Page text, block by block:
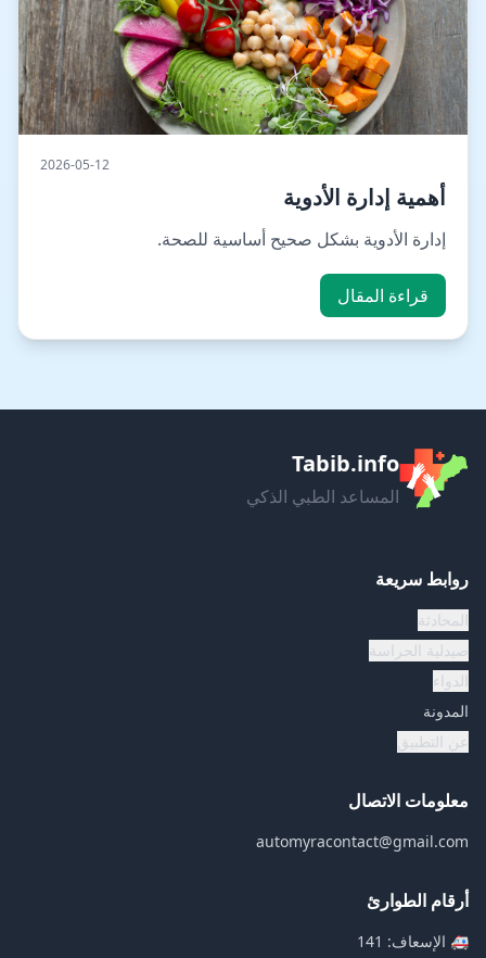
2026-05-12
أهمية إدارة الأدوية
إدارة الأدوية بشكل صحيح أساسية للصحة.
قراءة المقال
Tabib.info
المساعد الطبي الذكي
روابط سريعة
المحادثة
صيدلية الحراسة
الدواء
المدونة
عن التطبيق
معلومات الاتصال
automyracontact@gmail.com
أرقام الطوارئ
🚑 الإسعاف: 141